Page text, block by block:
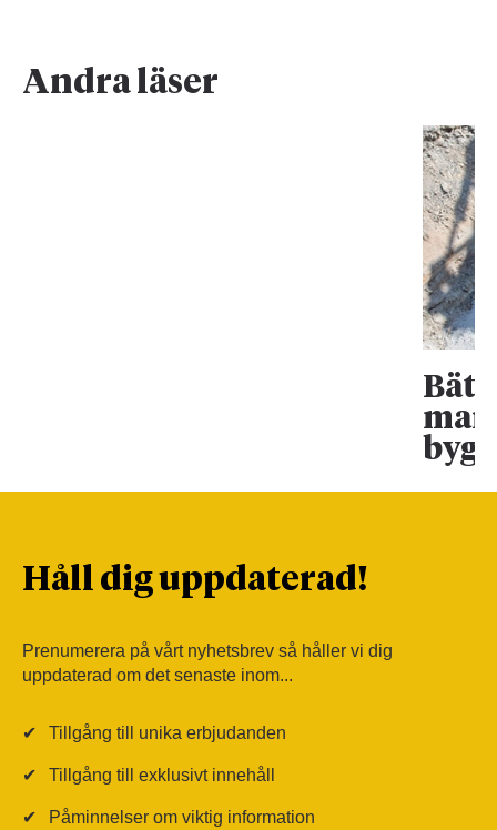
Andra läser
Håll dig uppdaterad!
Prenumerera på vårt nyhetsbrev så håller vi dig
uppdaterad om det senaste inom...
✔ Tillgång till unika erbjudanden
✔ Tillgång till exklusivt innehåll
✔ Påminnelser om viktig information